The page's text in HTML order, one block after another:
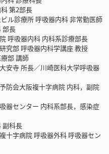
第2部長
診療所 呼吸器内科 非常勤医師
長
吸器内科 内科系診療部長
部 呼吸器内科学講座 教授
部 講師
寺 所長／川崎医科大学呼吸器
会大阪複十字病院 内科，副院
センター 内科系部長，感染症
科長
字病院 呼吸器外科 呼吸器セン